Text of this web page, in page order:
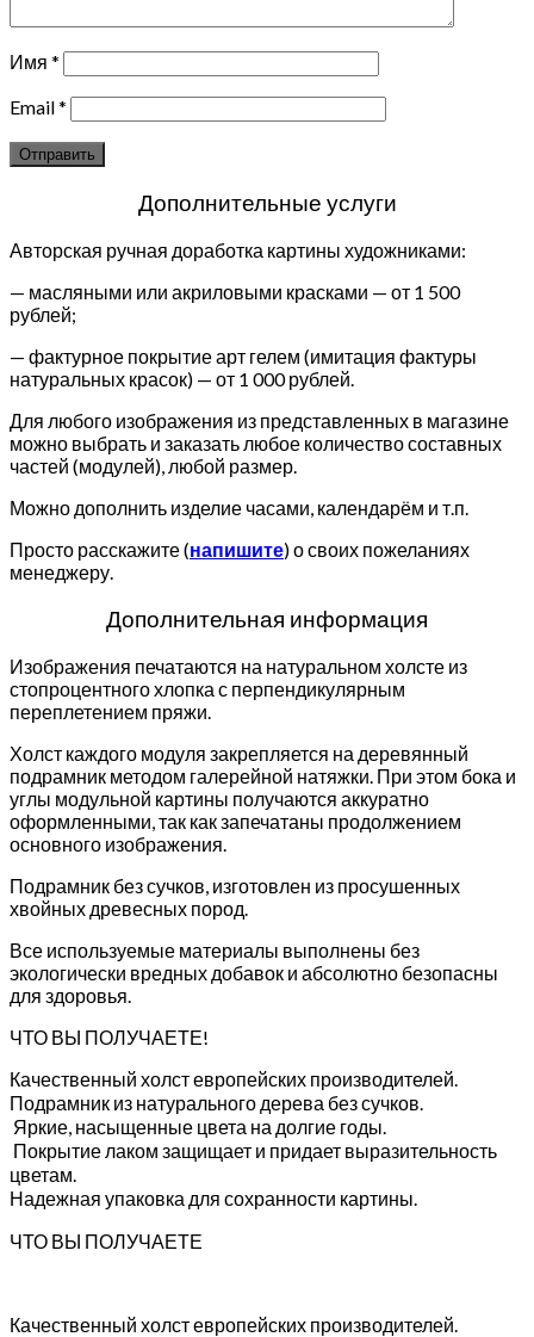
Имя *
Email*
Дополнительные услуги
Авторская ручная доработка картины художниками:
— масляными или акриловыми красками — от 1 500
рублей;
— фактурное покрытие арт гелем (имитация фактуры
натуральных красок) — от 1 000 рублей.
Для любого изображения из представленных в магазине
можно выбрать и заказать любое количество составных
частей (модулей), любой размер.
Можно дополнить изделие часами, календарём и т.п.
Просто расскажите (напишите) о своих пожеланиях
менеджеру.
Дополнительная информация
Изображения печатаются на натуральном холсте из
стопроцентного хлопка с перпендикулярным
переплетением пряжи.
Холст каждого модуля закрепляется на деревянный
подрамник методом галерейной натяжки. При этом бока и
углы модульной картины получаются аккуратно
оформленными, так как запечатаны продолжением
основного изображения.
Подрамник без сучков, изготовлен из просушенных
хвойных древесных пород.
Все используемые материалы выполнены без
экологически вредных добавок и абсолютно безопасны
для здоровья.
ЧТО ВЫ ПОЛУЧАЕТЕ!
Качественный холст европейских производителей.
Подрамник из натурального дерева без сучков.
Яркие, насыщенные цвета на долгие годы.
Покрытие лаком защищает и придает выразительность
цветам.
Надежная упаковка для сохранности картины.
ЧТО ВЫ ПОЛУЧАЕТЕ
Качественный холст европейских производителей.